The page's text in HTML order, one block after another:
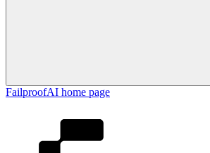
FailproofAI home page